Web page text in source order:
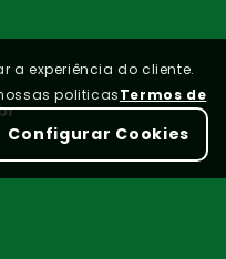
a experiência do cliente.
politicasTermos de
Configurar Cookies